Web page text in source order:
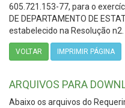
605.721.153-77, para o
DE DEPARTAMENTO DE
estabelecido na Resolução
VOLTAR IMPRIMIR PÁGINA
ARQUIVOS PARA
Abaixo os arquivos do